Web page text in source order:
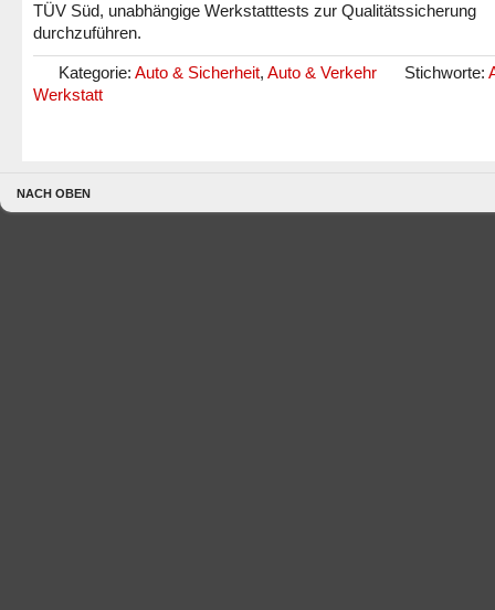
TÜV Süd, unabhängige Werkstatttests zur Qualitätssicherung
durchzuführen.
Kategorie: Auto & Sicherheit, Auto & Verkehr Stichworte:
Werkstatt
NACH OBEN